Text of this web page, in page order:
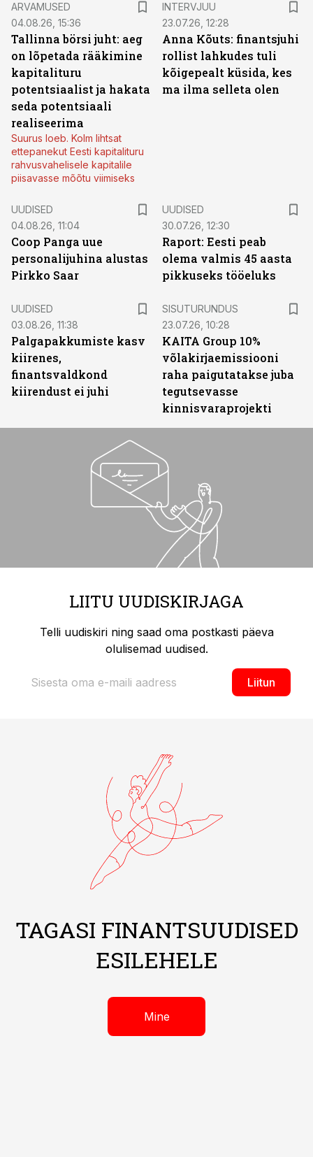
ARVAMUSED
04.08.26, 15:36
Tallinna börsi juht: aeg
on lõpetada rääkimine
kapitalituru
potentsiaalist ja hakata
seda potentsiaali
realiseerima
Suurus loeb. Kolm lihtsat
ettepanekut Eesti kapitalituru
rahvusvahelisele kapitalile
piisavasse mõõtu viimiseks
INTERVJUU
23.07.26, 12:28
Anna Kõuts: finantsjuhi
rollist lahkudes tuli
kõigepealt küsida, kes
ma ilma selleta olen
UUDISED
04.08.26, 11:04
Coop Panga uue
personalijuhina alustas
Pirkko Saar
UUDISED
30.07.26, 12:30
Raport: Eesti peab
olema valmis 45 aasta
pikkuseks tööeluks
UUDISED
03.08.26, 11:38
Palgapakkumiste kasv
kiirenes,
finantsvaldkond
kiirendust ei juhi
SISUTURUNDUS
23.07.26, 10:28
KAITA Group 10%
võlakirjaemissiooni
raha paigutatakse juba
tegutsevasse
kinnisvaraprojekti
LIITU UUDISKIRJAGA
Telli uudiskiri ning saad oma postkasti päeva
olulisemad uudised.
Liitun
TAGASI FINANTSUUDISED
ESILEHELE
Mine